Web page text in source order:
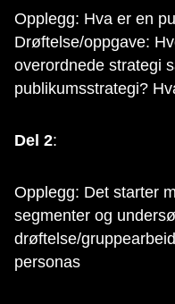
Opplegg: Hva er en
Drøftelse/oppgave:
overordnede strategi
publikumsstrategi?
Del 2:
Opplegg: Det starter
segmenter og
drøftelse/
personas